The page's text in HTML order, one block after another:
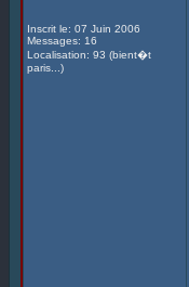
Inscrit le: 07 Juin 2006
Messages: 16
Localisation: 93 (bient�t
paris...)